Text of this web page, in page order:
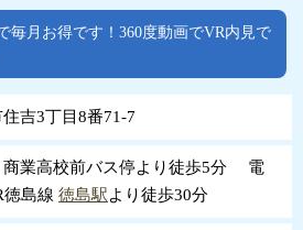
毎月お得です！360度動画でVR内見で
吉3丁目8番71-7
商業高校前バス停より徒歩5分 電
徳島線 徳島駅より徒歩30分